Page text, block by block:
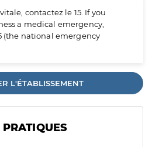
contactez le 15. If you
a medical emergency,
(the national emergency
L'ÉTABLISSEMENT